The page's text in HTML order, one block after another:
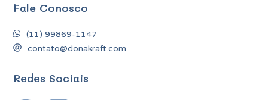
Fale Conosco
(11) 99869-1147
contato@donakraft.com
Redes Sociais